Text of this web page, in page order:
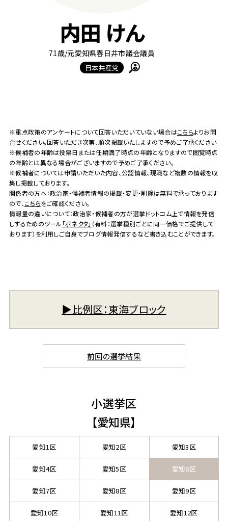
内田 けん
71歳/元愛知県春日井市議会議員
日本共産党
※重点政策のアンケートについて回答いただいていない場合はこちらよりお問
合せください。回答いただき次第、順次掲載いたしますので予めご了承ください
※候補者の年齢は投票日または任期満了時点の年齢となりますので閲覧時点
の年齢とは異なる場合がございますので予めご了承ください。
※候補者については申請いただいた内容、公認情報、現職など複数の情報を収
集し掲載しております。
関係者の方へ：政治家・候補者情報の掲載・変更・削除は無料で承っております
ので、 こちらをご確認ください。
情報量の違いについて：政治家・候補者の方が選挙ドットコム上で情報を発信
しするためのツール 「ボネクタ」 （有料：選挙種別ごとに同一価格でご提供して
おります）を利用しご自身でブログ情報発信するなど書き込むことができます。
▶︎比例区：東海ブロック
前回の選挙結果
小選挙区
【愛知県】
愛知1区 愛知2区 愛知3区
愛知4区 愛知5区 愛知6区
愛知7区 愛知8区 愛知9区
愛知10区 愛知11区 愛知12区